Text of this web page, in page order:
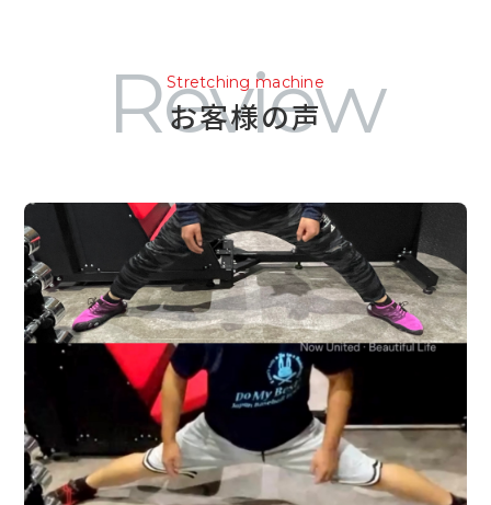
Review
Stretching machine
お客様の声